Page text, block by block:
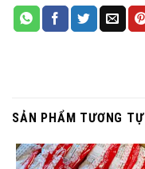
SẢN PHẨM TƯƠNG TỰ